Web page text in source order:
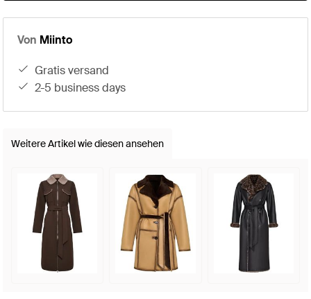
Von Miinto
gratis versand
2-5 business days
Weitere Artikel wie diesen ansehen